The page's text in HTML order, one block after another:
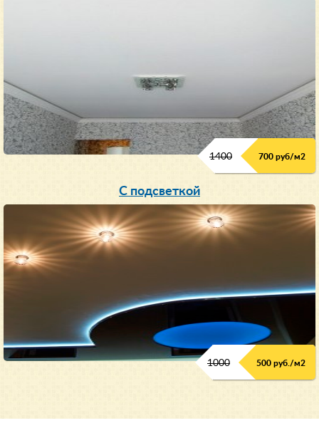
1400 700 руб/м2
С подсветкой
1000 500 руб./м2